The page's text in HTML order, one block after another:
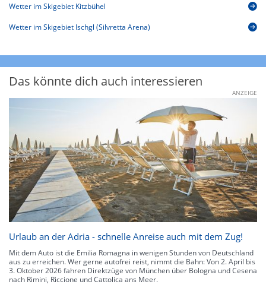
Wetter im Skigebiet Kitzbühel
Wetter im Skigebiet Ischgl (Silvretta Arena)
Das könnte dich auch interessieren
ANZEIGE
Urlaub an der Adria - schnelle Anreise auch mit dem Zug!
Mit dem Auto ist die Emilia Romagna in wenigen Stunden von Deutschland
aus zu erreichen. Wer gerne autofrei reist, nimmt die Bahn: Von 2. April bis
3. Oktober 2026 fahren Direktzüge von München über Bologna und Cesena
nach Rimini, Riccione und Cattolica ans Meer.